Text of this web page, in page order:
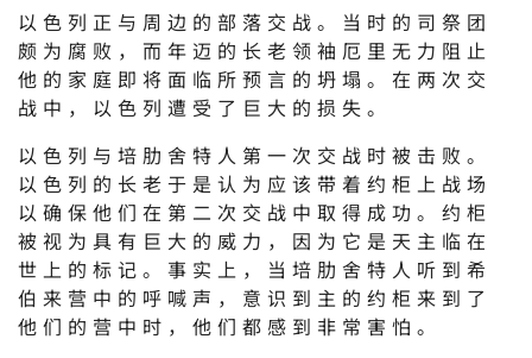
以色列正与周边的部落交战。当时的司祭团
颇为腐败，而年迈的长老领袖厄里无力阻止
他的家庭即将面临所预言的坍塌。在两次交
战中，以色列遭受了巨大的损失。
以色列与培肋舍特人第一次交战时被击败。
以色列的长老于是认为应该带着约柜上战场
以确保他们在第二次交战中取得成功。约柜
被视为具有巨大的威力，因为它是天主临在
世上的标记。事实上，当培肋舍特人听到希
伯来营中的呼喊声，意识到主的约柜来到了
他们的营中时，他们都感到非常害怕。